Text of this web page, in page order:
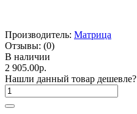
Производитель: Матрица
Отзывы: (0)
В наличии
2 905.00р.
Нашли данный товар дешевле?